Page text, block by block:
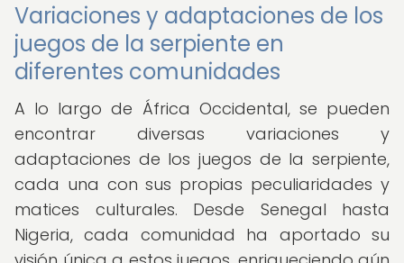
Variaciones y adaptaciones de los
juegos de la serpiente en
diferentes comunidades
A lo largo de África Occidental, se pueden
encontrar diversas variaciones y
adaptaciones de los juegos de la serpiente,
cada una con sus propias peculiaridades y
matices culturales. Desde Senegal hasta
Nigeria, cada comunidad ha aportado su